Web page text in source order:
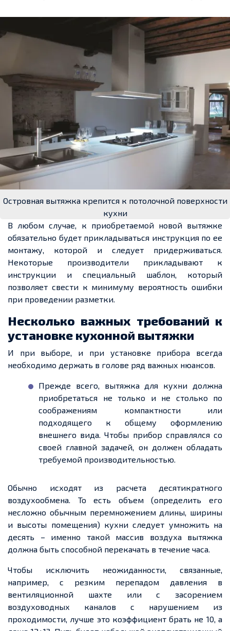
Островная вытяжка крепится к потолочной поверхности
кухни
В любом случае, к приобретаемой новой вытяжке
обязательно будет прикладываться инструкция по ее
монтажу, которой и следует придерживаться.
Некоторые производители прикладывают к
инструкции и специальный шаблон, который
позволяет свести к минимуму вероятность ошибки
при проведении разметки.
Несколько важных требований к
установке кухонной вытяжки
И при выборе, и при установке прибора всегда
необходимо держать в голове ряд важных нюансов.
Прежде всего, вытяжка для кухни должна
приобретаться не только и не столько по
соображениям компактности или
подходящего к общему оформлению
внешнего вида. Чтобы прибор справлялся со
своей главной задачей, он должен обладать
требуемой производительностью.
Обычно исходят из расчета десятикратного
воздухообмена. То есть объем (определить его
несложно обычным перемножением длины, ширины
и высоты помещения) кухни следует умножить на
десять – именно такой массив воздуха вытяжка
должна быть способной перекачать в течение часа.
Чтобы исключить неожиданности, связанные,
например, с резким перепадом давления в
вентиляционной шахте или с засорением
воздуховодных каналов с нарушением из
проходимости, лучше это коэффициент брать не 10, а